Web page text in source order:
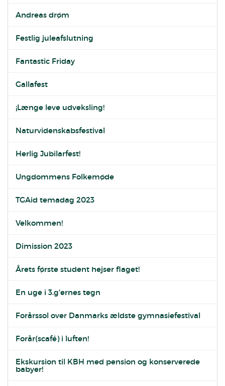
Andreas drøm
Festlig juleafslutning
Fantastic Friday
Gallafest
¡Længe leve udveksling!
Naturvidenskabsfestival
Herlig Jubilarfest!
Ungdommens Folkemøde
TGAid temadag 2023
Velkommen!
Dimission 2023
Årets første student hejser flaget!
En uge i 3.g'ernes tegn
Forårssol over Danmarks ældste gymnasiefestival
Forår(scafé) i luften!
Ekskursion til KBH med pension og konserverede
babyer!